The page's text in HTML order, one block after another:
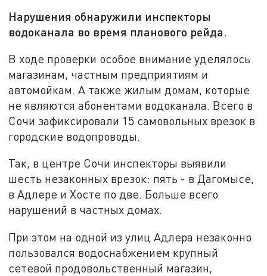
Нарушения обнаружили инспекторы
водоканала во время планового рейда.
В ходе проверки особое внимание уделялось
магазинам, частным предприятиям и
автомойкам. А также жилым домам, которые
не являются абонентами водоканала. Всего в
Сочи зафиксировали 15 самовольных врезок в
городские водопроводы.
Так, в центре Сочи инспекторы выявили
шесть незаконных врезок: пять - в Дагомысе,
в Адлере и Хосте по две. Больше всего
нарушений в частных домах.
При этом на одной из улиц Адлера незаконно
пользовался водоснабжением крупный
сетевой продовольственный магазин,